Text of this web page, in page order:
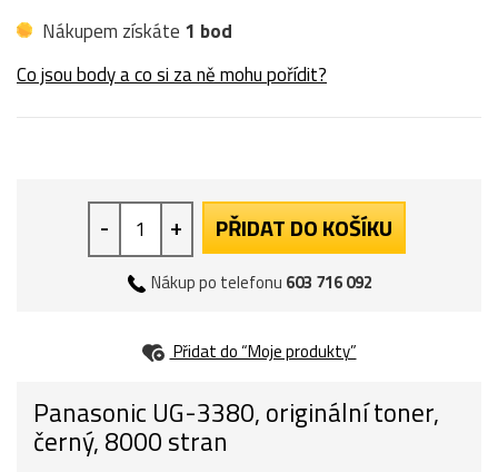
Nákupem získáte 1 bod
Co jsou body a co si za ně mohu pořídit?
- + PŘIDAT DO KOŠÍKU
Nákup po telefonu 603 716 092
Přidat do “Moje produkty”
Panasonic UG-3380, originální toner,
černý, 8000 stran